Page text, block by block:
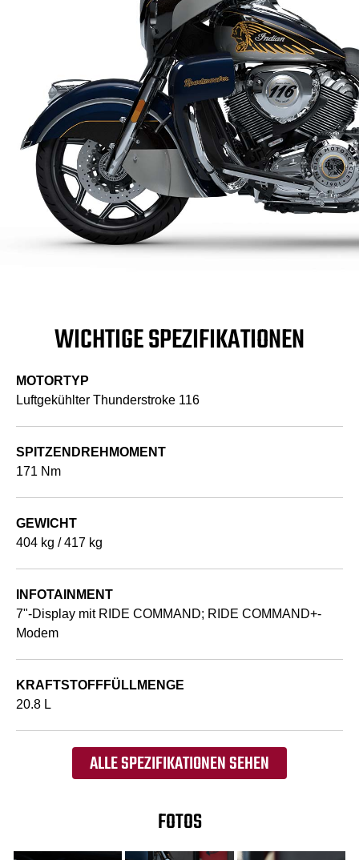
WICHTIGE SPEZIFIKATIONEN
MOTORTYP
Luftgekühlter Thunderstroke 116
SPITZENDREHMOMENT
171 Nm
GEWICHT
404 kg / 417 kg
INFOTAINMENT
7"-Display mit RIDE COMMAND; RIDE COMMAND+-
Modem
KRAFTSTOFFFÜLLMENGE
20.8 L
ALLE SPEZIFIKATIONEN SEHEN
FOTOS